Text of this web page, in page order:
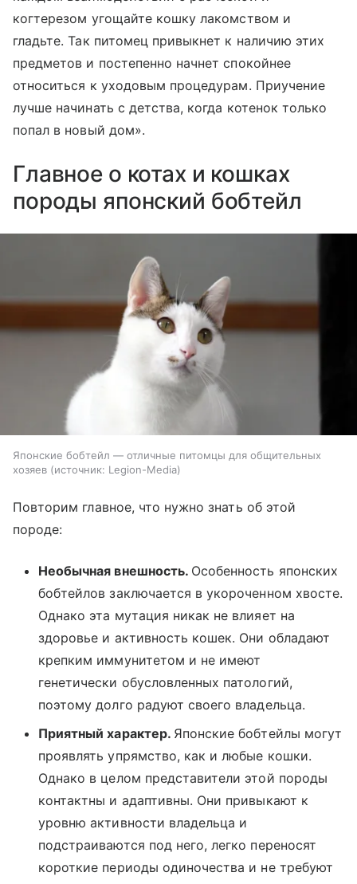
когтерезом угощайте кошку лакомством и
гладьте. Так питомец привыкнет к наличию этих
предметов и постепенно начнет спокойнее
относиться к уходовым процедурам. Приучение
лучше начинать с детства, когда котенок только
попал в новый дом».
Главное о котах и кошках
породы японский бобтейл
Японские бобтейл — отличные питомцы для общительных
хозяев
источник: Legion-Media
Повторим главное, что нужно знать об этой
породе:
Необычная внешность. Особенность японских
бобтейлов заключается в укороченном хвосте.
Однако эта мутация никак не влияет на
здоровье и активность кошек. Они обладают
крепким иммунитетом и не имеют
генетически обусловленных патологий,
поэтому долго радуют своего владельца.
Приятный характер. Японские бобтейлы могут
проявлять упрямство, как и любые кошки.
Однако в целом представители этой породы
контактны и адаптивны. Они привыкают к
уровню активности владельца и
подстраиваются под него, легко переносят
короткие периоды одиночества и не требуют